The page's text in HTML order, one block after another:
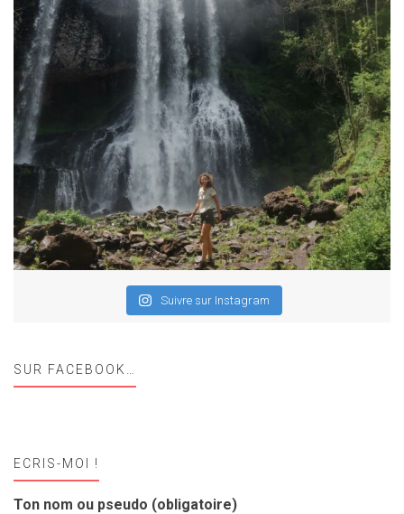
Suivre sur Instagram
SUR FACEBOOK…
ECRIS-MOI !
Ton nom ou pseudo (obligatoire)